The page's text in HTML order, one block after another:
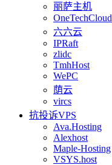
丽萨主机
OneTechCloud
六六云
IPRaft
zlidc
TmhHost
WePC
荫云
vircs
抗投诉VPS
Ava.Hosting
Alexhost
Maple-Hosting
VSYS.host